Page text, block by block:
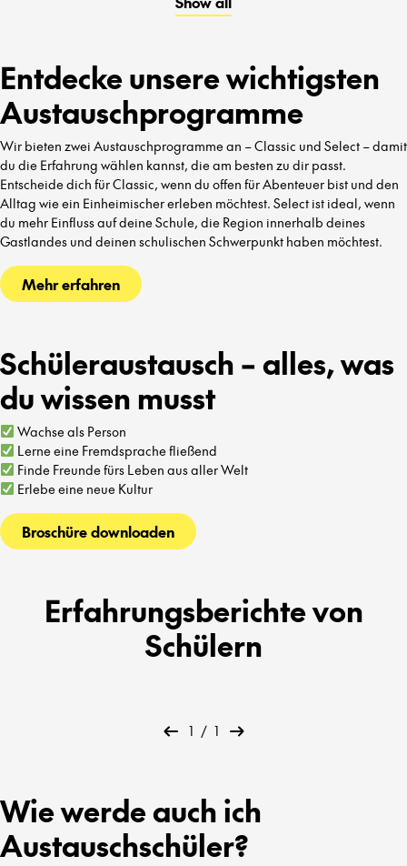
Entdecke unsere wichtigsten
Austauschprogramme
Wir bieten zwei Austauschprogramme an – Classic und Select – damit
du die Erfahrung wählen kannst, die am besten zu dir passt.
Entscheide dich für Classic, wenn du offen für Abenteuer bist und den
Alltag wie ein Einheimischer erleben möchtest. Select ist ideal, wenn
du mehr Einfluss auf deine Schule, die Region innerhalb deines
Gastlandes und deinen schulischen Schwerpunkt haben möchtest.
Mehr erfahren
Schüleraustausch – alles, was
du wissen musst
Wachse als Person
Lerne eine Fremdsprache fließend
Finde Freunde fürs Leben aus aller Welt
Erlebe eine neue Kultur
Broschüre downloaden
Erfahrungsberichte von
Schülern
1 / 1
Wie werde auch ich
Austauschschüler?